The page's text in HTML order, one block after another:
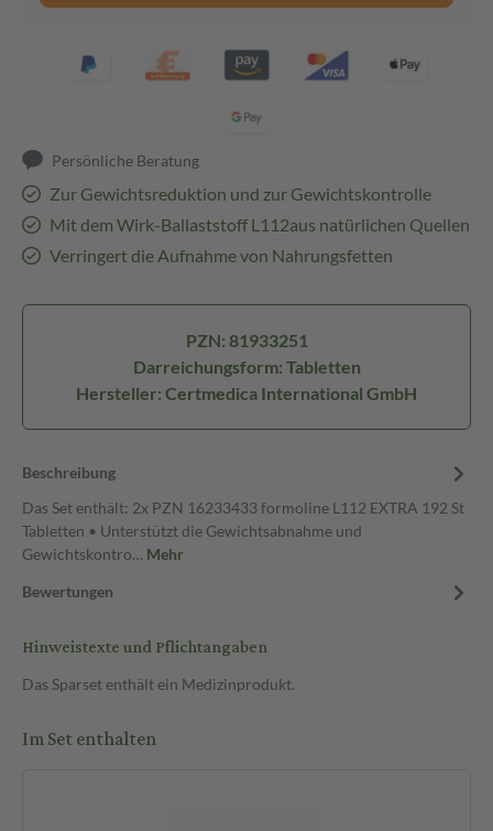
Persönliche Beratung
Zur Gewichtsreduktion und zur Gewichtskontrolle
Mit dem Wirk-Ballaststoff L112aus natürlichen Quellen
Verringert die Aufnahme von Nahrungsfetten
PZN: 81933251
Darreichungsform: Tabletten
Hersteller: Certmedica International GmbH
Beschreibung
Das Set enthält: 2x PZN 16233433 formoline L112 EXTRA 192 St
Tabletten • Unterstützt die Gewichtsabnahme und
Gewichtskontro… Mehr
Bewertungen
Hinweistexte und Pflichtangaben
Das Sparset enthält ein Medizinprodukt.
Im Set enthalten